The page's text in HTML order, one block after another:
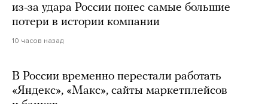
из-за удара России понес самые большие
потери в истории компании
10 часов назад
В России временно перестали работать
«Яндекс», «Макс», сайты маркетплейсов